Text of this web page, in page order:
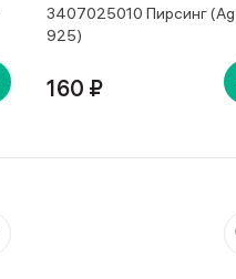
3407025010 Пирсинг (Ag
925)
160 ₽